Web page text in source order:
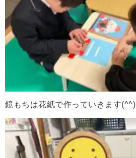
鏡もちは花紙で作っていきます(^^)